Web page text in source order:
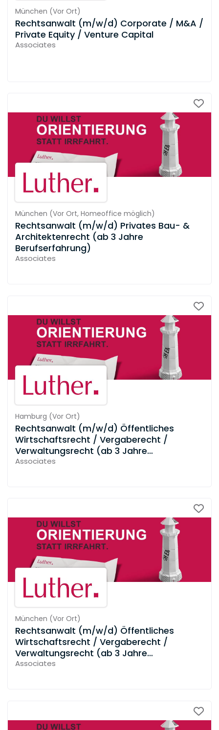
München (Vor Ort)
Rechtsanwalt (m/w/d) Corporate / M&A /
Private Equity / Venture Capital
Associates
München (Vor Ort, Homeoffice möglich)
Rechtsanwalt (m/w/d) Privates Bau- &
Architektenrecht (ab 3 Jahre
Berufserfahrung)
Associates
Hamburg (Vor Ort)
Rechtsanwalt (m/w/d) Öffentliches
Wirtschaftsrecht / Vergaberecht /
Verwaltungsrecht (ab 3 Jahre
Berufserfahrung)
Associates
München (Vor Ort)
Rechtsanwalt (m/w/d) Öffentliches
Wirtschaftsrecht / Vergaberecht /
Verwaltungsrecht (ab 3 Jahre
Berufserfahrung)
Associates